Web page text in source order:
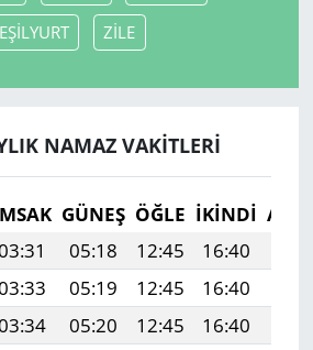
ZİLE
NAMAZ VAKITLERI
GÜNEŞ ÖĞLE İKINDI
05:18 12:45 16:40
05:19 12:45 16:40
05:20 12:45 16:40